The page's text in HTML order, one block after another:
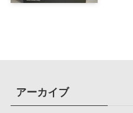
アーカイブ